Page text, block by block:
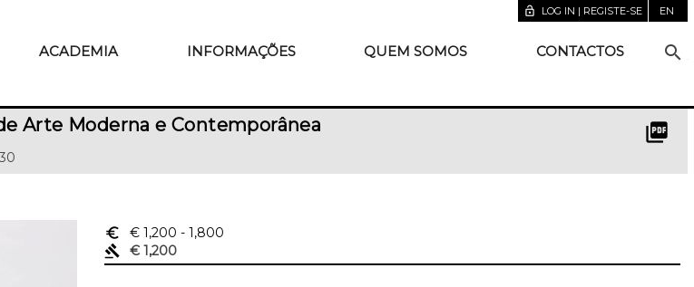
lock_open LOG IN | REGISTE-SE EN
ACADEMIA INFORMAÇÕES QUEM SOMOS CONTACTOS search
Arte Moderna e Contemporânea picture_as_pdf
euro_symbol € 1,200 - 1,800
gavel
€ 1,200